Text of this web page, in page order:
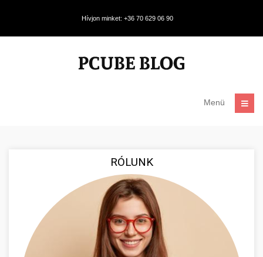
Hívjon minket: +36 70 629 06 90
Menü
RÓLUNK